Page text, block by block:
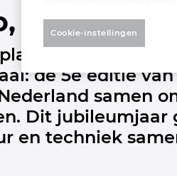
Arnhem.
engineer! Op
de 5e editie
samen
Dit jubileumjaar
en techniek
Cookie-instellingen